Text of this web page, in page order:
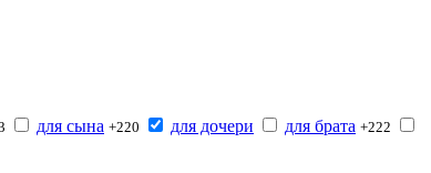
для сына +220 для дочери для брата +222